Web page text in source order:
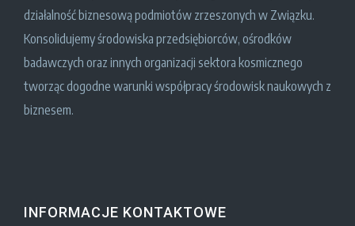
działalność biznesową podmiotów zrzeszonych w Związku.
Konsolidujemy środowiska przedsiębiorców, ośrodków
badawczych oraz innych organizacji sektora kosmicznego
tworząc dogodne warunki współpracy środowisk naukowych z
biznesem.
INFORMACJE KONTAKTOWE